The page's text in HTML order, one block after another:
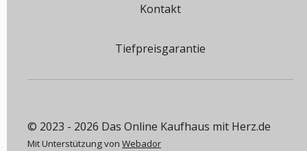
Kontakt
Tiefpreisgarantie
© 2023 - 2026 Das Online Kaufhaus mit Herz.de
Mit Unterstützung von Webador